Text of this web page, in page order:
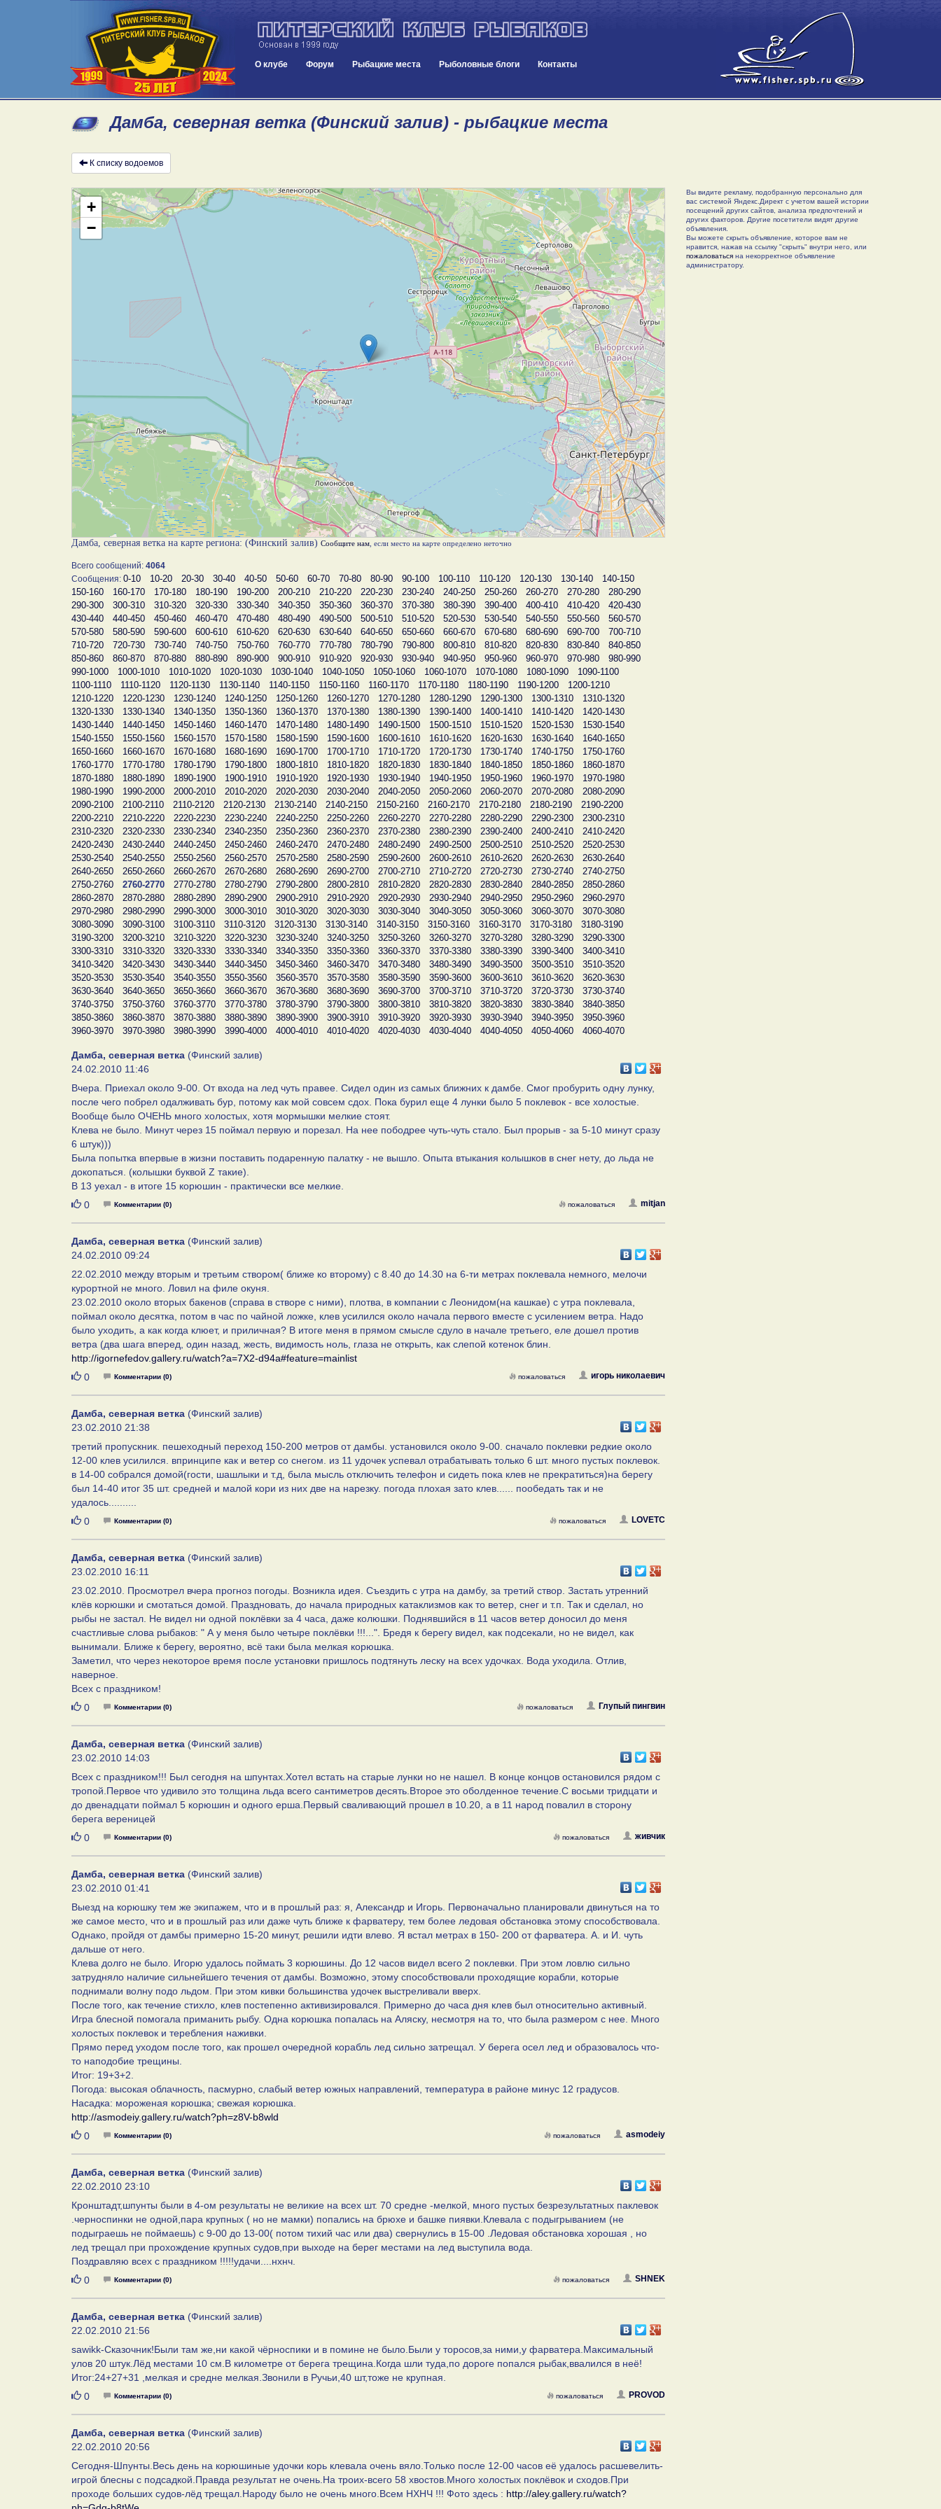
О клубе Форум Рыбацкие места Рыболовные блоги Контакты
Дамба, северная ветка (Финский залив) - рыбацкие места
К списку водоемов
+
−
Дамба, северная ветка на карте региона: (Финский залив) Сообщите нам , если место на карте определено неточно
Всего сообщений: 4064
Сообщения: 0-10 10-20 20-30 30-40 40-50 50-60 60-70 70-80 80-90 90-100 100-110 110-120 120-130 130-140
140-150
150-160
160-170 170-180 180-190 190-200 200-210 210-220 220-230 230-240 240-250 250-260 260-270 270-280
280-290
290-300
300-310 310-320 320-330 330-340 340-350 350-360 360-370 370-380 380-390 390-400 400-410 410-420
420-430
430-440
440-450 450-460 460-470 470-480 480-490 490-500 500-510 510-520 520-530 530-540 540-550 550-560
560-570
570-580
580-590 590-600 600-610 610-620 620-630 630-640 640-650 650-660 660-670 670-680 680-690 690-700
700-710
710-720
720-730 730-740 740-750 750-760 760-770 770-780 780-790 790-800 800-810 810-820 820-830 830-840
840-850
850-860
860-870 870-880 880-890 890-900 900-910 910-920 920-930 930-940 940-950 950-960 960-970 970-980
980-990
990-1000
1000-1010 1010-1020 1020-1030 1030-1040 1040-1050 1050-1060 1060-1070 1070-1080 1080-1090
1090-1100
1100-1110
1110-1120 1120-1130 1130-1140 1140-1150 1150-1160 1160-1170 1170-1180 1180-1190 1190-1200
1200-1210
1210-1220
1220-1230 1230-1240 1240-1250 1250-1260 1260-1270 1270-1280 1280-1290 1290-1300 1300-1310
1310-1320
1320-1330
1330-1340 1340-1350 1350-1360 1360-1370 1370-1380 1380-1390 1390-1400 1400-1410 1410-1420
1420-1430
1430-1440
1440-1450 1450-1460 1460-1470 1470-1480 1480-1490 1490-1500 1500-1510 1510-1520 1520-1530
1530-1540
1540-1550
1550-1560 1560-1570 1570-1580 1580-1590 1590-1600 1600-1610 1610-1620 1620-1630 1630-1640
1640-1650
1650-1660
1660-1670 1670-1680 1680-1690 1690-1700 1700-1710 1710-1720 1720-1730 1730-1740 1740-1750
1750-1760
1760-1770
1770-1780 1780-1790 1790-1800 1800-1810 1810-1820 1820-1830 1830-1840 1840-1850 1850-1860
1860-1870
1870-1880
1880-1890 1890-1900 1900-1910 1910-1920 1920-1930 1930-1940 1940-1950 1950-1960 1960-1970
1970-1980
1980-1990
1990-2000 2000-2010 2010-2020 2020-2030 2030-2040 2040-2050 2050-2060 2060-2070 2070-2080
2080-2090
2090-2100
2100-2110 2110-2120 2120-2130 2130-2140 2140-2150 2150-2160 2160-2170 2170-2180 2180-2190
2190-2200
2200-2210
2210-2220 2220-2230 2230-2240 2240-2250 2250-2260 2260-2270 2270-2280 2280-2290 2290-2300
2300-2310
2310-2320
2320-2330 2330-2340 2340-2350 2350-2360 2360-2370 2370-2380 2380-2390 2390-2400 2400-2410
2410-2420
2420-2430
2430-2440 2440-2450 2450-2460 2460-2470 2470-2480 2480-2490 2490-2500 2500-2510 2510-2520
2520-2530
2530-2540
2540-2550 2550-2560 2560-2570 2570-2580 2580-2590 2590-2600 2600-2610 2610-2620 2620-2630
2630-2640
2640-2650
2650-2660 2660-2670 2670-2680 2680-2690 2690-2700 2700-2710 2710-2720 2720-2730 2730-2740
2740-2750
2750-2760
2760-2770 2770-2780 2780-2790 2790-2800 2800-2810 2810-2820 2820-2830 2830-2840 2840-2850
2850-2860
2860-2870
2870-2880 2880-2890 2890-2900 2900-2910 2910-2920 2920-2930 2930-2940 2940-2950 2950-2960
2960-2970
2970-2980
2980-2990 2990-3000 3000-3010 3010-3020 3020-3030 3030-3040 3040-3050 3050-3060 3060-3070
3070-3080
3080-3090
3090-3100 3100-3110 3110-3120 3120-3130 3130-3140 3140-3150 3150-3160 3160-3170 3170-3180
3180-3190
3190-3200
3200-3210 3210-3220 3220-3230 3230-3240 3240-3250 3250-3260 3260-3270 3270-3280 3280-3290
3290-3300
3300-3310
3310-3320 3320-3330 3330-3340 3340-3350 3350-3360 3360-3370 3370-3380 3380-3390 3390-3400
3400-3410
3410-3420
3420-3430 3430-3440 3440-3450 3450-3460 3460-3470 3470-3480 3480-3490 3490-3500 3500-3510
3510-3520
3520-3530
3530-3540 3540-3550 3550-3560 3560-3570 3570-3580 3580-3590 3590-3600 3600-3610 3610-3620
3620-3630
3630-3640
3640-3650 3650-3660 3660-3670 3670-3680 3680-3690 3690-3700 3700-3710 3710-3720 3720-3730
3730-3740
3740-3750
3750-3760 3760-3770 3770-3780 3780-3790 3790-3800 3800-3810 3810-3820 3820-3830 3830-3840
3840-3850
3850-3860
3860-3870 3870-3880 3880-3890 3890-3900 3900-3910 3910-3920 3920-3930 3930-3940 3940-3950
3950-3960
3960-3970
3970-3980 3980-3990 3990-4000 4000-4010 4010-4020 4020-4030 4030-4040 4040-4050 4050-4060 4060-4070
Дамба, северная ветка (Финский залив)
24.02.2010 11:46
Вчера. Приехал около 9-00. От входа на лед чуть правее. Сидел один из самых ближних к дамбе. Смог пробурить одну лунку,
после чего побрел одалживать бур, потому как мой совсем сдох. Пока бурил еще 4 лунки было 5 поклевок - все холостые.
Вообще было ОЧЕНЬ много холостых, хотя мормышки мелкие стоят.
Клева не было. Минут через 15 поймал первую и порезал. На нее пободрее чуть-чуть стало. Был прорыв - за 5-10 минут сразу
6 штук)))
Была попытка впервые в жизни поставить подаренную палатку - не вышло. Опыта втыкания колышков в снег нету, до льда не
докопаться. (колышки буквой Z такие).
В 13 уехал - в итоге 15 корюшин - практически все мелкие.
Нравится
0 Комментарии (0) mitjan
пожаловаться
Дамба, северная ветка (Финский залив)
24.02.2010 09:24
22.02.2010 между вторым и третьим створом( ближе ко второму) с 8.40 до 14.30 на 6-ти метрах поклевала немного, мелочи
курортной не много. Ловил на филе окуня.
23.02.2010 около вторых бакенов (справа в створе с ними), плотва, в компании с Леонидом(на кашкае) с утра поклевала,
поймал около десятка, потом в час по чайной ложке, клев усилился около начала первого вместе с усилением ветра. Надо
было уходить, а как когда клюет, и приличная? В итоге меня в прямом смысле сдуло в начале третьего, еле дошел против
ветра (два шага вперед, один назад, жесть, видимость ноль, глаза не открыть, как слепой котенок блин.
http://igornefedov.gallery.ru/watch?a=7X2-d94a#feature=mainlist
Нравится
0 Комментарии (0) игорь николаевич
пожаловаться
Дамба, северная ветка (Финский залив)
23.02.2010 21:38
третий пропускник. пешеходный переход 150-200 метров от дамбы. установился около 9-00. сначало поклевки редкие около
12-00 клев усилился. впринципе как и ветер со снегом. из 11 удочек успевал отрабатывать только 6 шт. много пустых поклевок.
в 14-00 собрался домой(гости, шашлыки и т.д, была мысль отключить телефон и сидеть пока клев не прекратиться)на берегу
был 14-40 итог 35 шт. средней и малой кори из них две на нарезку. погода плохая зато клев...... пообедать так и не
удалось..........
Нравится
0 Комментарии (0) LOVETC
пожаловаться
Дамба, северная ветка (Финский залив)
23.02.2010 16:11
23.02.2010. Просмотрел вчера прогноз погоды. Возникла идея. Съездить с утра на дамбу, за третий створ. Застать утренний
клёв корюшки и смотаться домой. Праздновать, до начала природных катаклизмов как то ветер, снег и т.п. Так и сделал, но
рыбы не застал. Не видел ни одной поклёвки за 4 часа, даже колюшки. Поднявшийся в 11 часов ветер доносил до меня
счастливые слова рыбаков: " А у меня было четыре поклёвки !!!...". Бредя к берегу видел, как подсекали, но не видел, как
вынимали. Ближе к берегу, вероятно, всё таки была мелкая корюшка.
Заметил, что через некоторое время после установки пришлось подтянуть леску на всех удочках. Вода уходила. Отлив,
наверное.
Всех с праздником!
Нравится
0 Комментарии (0) Глупый пингвин
пожаловаться
Дамба, северная ветка (Финский залив)
23.02.2010 14:03
Всех с праздником!!! Был сегодня на шпунтах.Хотел встать на старые лунки но не нашел. В конце концов остановился рядом с
тропой.Первое что удивило это толщина льда всего сантиметров десять.Второе это оболденное течение.С восьми тридцати и
до двенадцати поймал 5 корюшин и одного ерша.Первый сваливающий прошел в 10.20, а в 11 народ повалил в сторону
берега вереницей
Нравится
0 Комментарии (0) живчик
пожаловаться
Дамба, северная ветка (Финский залив)
23.02.2010 01:41
Выезд на корюшку тем же экипажем, что и в прошлый раз: я, Александр и Игорь. Первоначально планировали двинуться на то
же самое место, что и в прошлый раз или даже чуть ближе к фарватеру, тем более ледовая обстановка этому способствовала.
Однако, пройдя от дамбы примерно 15-20 минут, решили идти влево. Я встал метрах в 150- 200 от фарватера. А. и И. чуть
дальше от него.
Клева долго не было. Игорю удалось поймать 3 корюшины. До 12 часов видел всего 2 поклевки. При этом ловлю сильно
затрудняло наличие сильнейшего течения от дамбы. Возможно, этому способствовали проходящие корабли, которые
поднимали волну подо льдом. При этом кивки большинства удочек выстреливали вверх.
После того, как течение стихло, клев постепенно активизировался. Примерно до часа дня клев был относительно активный.
Игра блесной помогала приманить рыбу. Одна корюшка попалась на Аляску, несмотря на то, что была размером с нее. Много
холостых поклевок и теребления наживки.
Прямо перед уходом после того, как прошел очередной корабль лед сильно затрещал. У берега осел лед и образовалось что-
то наподобие трещины.
Итог: 19+3+2.
Погода: высокая облачность, пасмурно, слабый ветер южных направлений, температура в районе минус 12 градусов.
Насадка: мороженая корюшка; свежая корюшка.
http://asmodeiy.gallery.ru/watch?ph=z8V-b8wld
Нравится
0 Комментарии (0) asmodeiy
пожаловаться
Дамба, северная ветка (Финский залив)
22.02.2010 23:10
Кронштадт,шпунты были в 4-ом результаты не великие на всех шт. 70 средне -мелкой, много пустых безрезультатных паклевок
.черноспинки не одной,пара крупных ( но не мамки) попались на брюхе и башке пиявки.Клевала с подыгрыванием (не
подыграешь не поймаешь) с 9-00 до 13-00( потом тихий час или два) свернулись в 15-00 .Ледовая обстановка хорошая , но
лед трещал при прохождение крупных судов,при выходе на берег местами на лед выступила вода.
Поздравляю всех с праздником !!!!!удачи....нхнч.
Нравится
0 Комментарии (0) SHNEK
пожаловаться
Дамба, северная ветка (Финский залив)
22.02.2010 21:56
sawikk-Сказочник!Были там же,ни какой чёрноспики и в помине не было.Были у торосов,за ними,у фарватера.Максимальный
улов 20 штук.Лёд местами 10 см.В километре от берега трещина.Когда шли туда,по дороге попался рыбак,ввалился в неё!
Итог:24+27+31 ,мелкая и средне мелкая.Звонили в Ручьи,40 шт,тоже не крупная.
Нравится
0 Комментарии (0) PROVOD
пожаловаться
Дамба, северная ветка (Финский залив)
22.02.2010 20:56
Сегодня-Шпунты.Весь день на корюшиные удочки корь клевала очень вяло.Только после 12-00 часов её удалось расшевелить-
игрой блесны с подсадкой.Правда результат не очень.На троих-всего 58 хвостов.Много холостых поклёвок и сходов.При
проходе больших судов-лёд трещал.Народу было не очень много.Всем НХНЧ !!! Фото здесь : http://aley.gallery.ru/watch?
Вы видите рекламу, подобранную персонально для
вас системой Яндекс.Директ с учетом вашей истории
посещений других сайтов, анализа предпочтений и
других факторов. Другие посетители видят другие
объявления.
Вы можете скрыть объявление, которое вам не
нравится, нажав на ссылку "скрыть" внутри него, или
пожаловатьсяна некорректное объявление
администратору.